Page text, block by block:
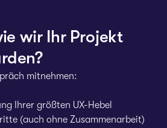
wir Ihr Projekt
mitnehmen:
Ihrer größten UX-Hebel
(auch ohne Zusammenarbeit)